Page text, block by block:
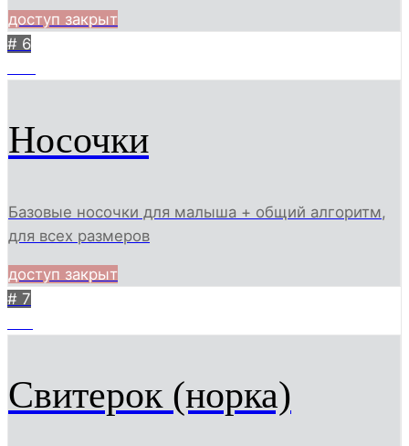
доступ закрыт
# 6
Носочки
Базовые носочки для малыша + общий алгоритм,
для всех размеров
доступ закрыт
# 7
Свитерок (норка)